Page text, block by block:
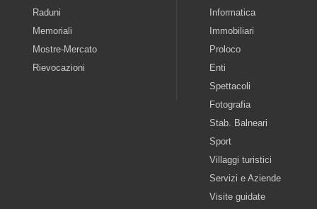
Raduni
Memoriali
Mostre-Mercato
Rievocazioni
Informatica
Immobiliari
Proloco
Enti
Spettacoli
Fotografia
Stab. Balneari
Sport
Villaggi turistici
Servizi e Aziende
Visite guidate